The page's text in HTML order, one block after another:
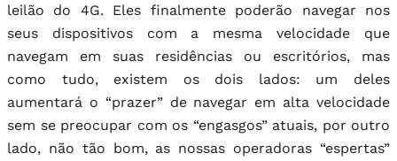
leilão do 4G. Eles finalmente poderão navegar nos
seus dispositivos com a mesma velocidade que
navegam em suas residências ou escritórios, mas
como tudo, existem os dois lados: um deles
aumentará o “prazer” de navegar em alta velocidade
sem se preocupar com os “engasgos” atuais, por outro
lado, não tão bom, as nossas operadoras “espertas”